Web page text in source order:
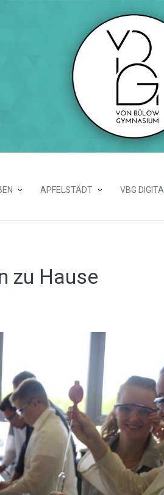
APFELSTÄDT VBG DIGITAL
zu Hause